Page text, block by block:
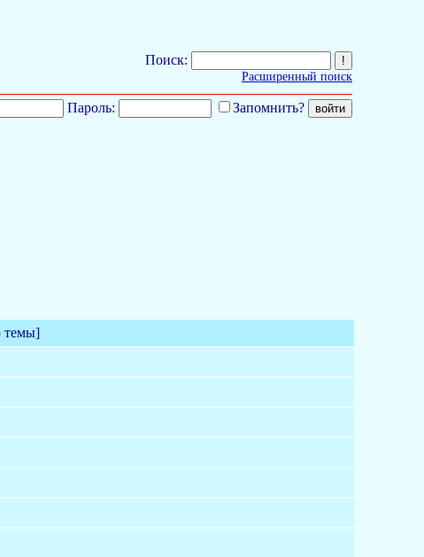
Поиск:
Расширенный поиск
Пароль: Запомнить?
темы]